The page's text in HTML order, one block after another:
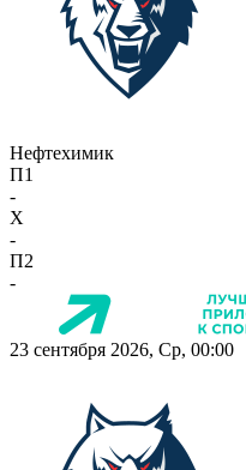
Нефтехимик
П1
-
X
-
П2
-
23 сентября 2026, Ср, 00:00